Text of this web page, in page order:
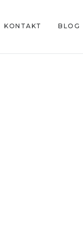
KONTAKT BLOG